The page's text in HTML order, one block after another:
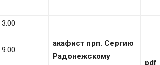
3.00
9.00
акафист прп. Сергию
Радонежскому
pdf